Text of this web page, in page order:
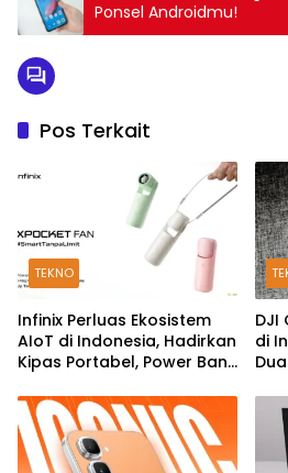
Ponsel Androidmu!
Pos Terkait
TEKNO
Infinix Perluas Ekosistem
AIoT di Indonesia, Hadirkan
Kipas Portabel, Power Bank
DJI
di